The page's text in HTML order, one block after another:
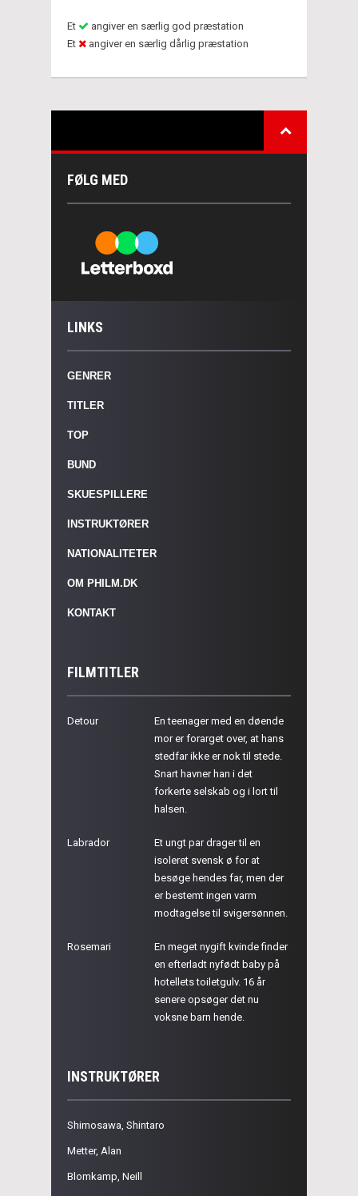
Et
angiver en særlig god præstation
Et
angiver en særlig dårlig præstation
FØLG MED
LINKS
GENRER
TITLER
TOP
BUND
SKUESPILLERE
INSTRUKTØRER
NATIONALITETER
OM PHILM.DK
KONTAKT
FILMTITLER
Detour
En teenager med en døende
mor er forarget over, at hans
stedfar ikke er nok til stede.
Snart havner han i det
forkerte selskab og i lort til
halsen.
Labrador
Et ungt par drager til en
isoleret svensk ø for at
besøge hendes far, men der
er bestemt ingen varm
modtagelse til svigersønnen.
Rosemari
En meget nygift kvinde finder
en efterladt nyfødt baby på
hotellets toiletgulv. 16 år
senere opsøger det nu
voksne barn hende.
INSTRUKTØRER
Shimosawa, Shintaro
Metter, Alan
Blomkamp, Neill